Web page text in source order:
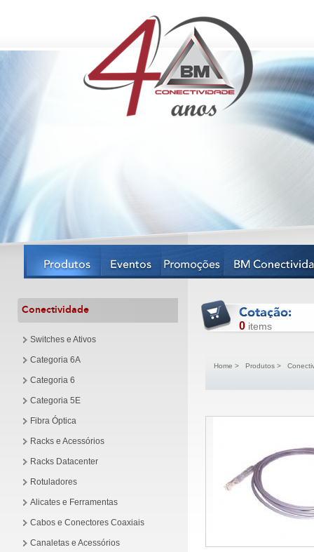
Conectividade
Switches e Ativos
Categoria 6A
Categoria 6
Categoria 5E
Fibra Óptica
Racks e Acessórios
Racks Datacenter
Rotuladores
Alicates e Ferramentas
Cabos e Conectores Coaxiais
Canaletas e Acessórios
0 items
Home > Produtos >